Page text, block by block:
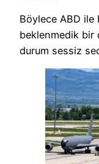
Böylece ABD ile
beklenmedik bir
durum sessiz